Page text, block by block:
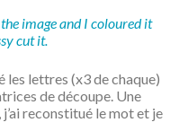
image and I coloured it
cut it.
les lettres (x3 de chaque)
de découpe. Une
reconstitué le mot et je